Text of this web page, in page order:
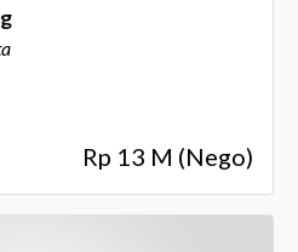
Rp 13 M (Nego)